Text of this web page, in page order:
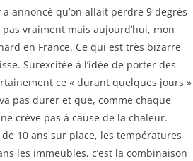
annoncé qu’on allait perdre 9 degrés
vraiment mais aujourd’hui, mon
en France. Ce qui est très bizarre
Surexcitée à l’idée de porter des
ce « durant quelques jours »
pas durer et que, comme chaque
crève pas à cause de la chaleur.
10 ans sur place, les températures
les immeubles, c’est la combinaison